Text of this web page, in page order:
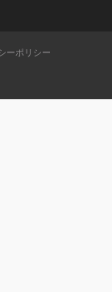
ーポリシー